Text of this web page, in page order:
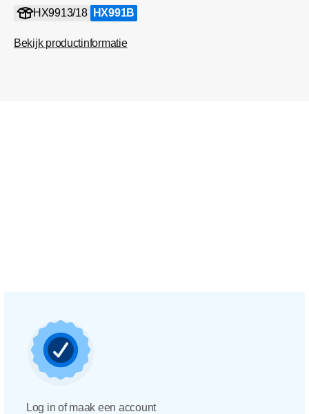
HX9913/18 HX991B
Bekijk productinformatie
Log in of maak een account